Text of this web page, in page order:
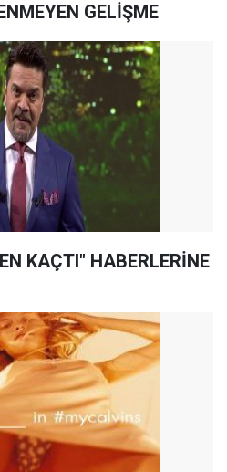
GELİŞME
KAÇTI" HABERLERİNE